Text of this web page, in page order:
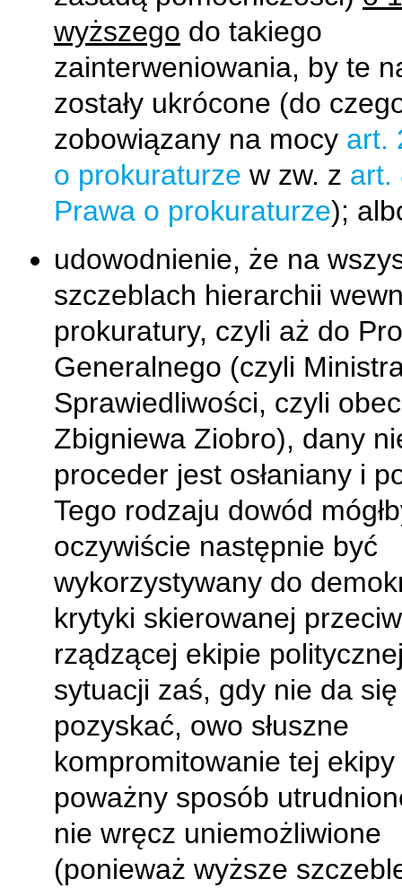
wyższego do takiego
zainterweniowania, by te
zostały ukrócone (do
zobowiązany na mocy art.
o prokuraturze w zw. z art.
Prawa o prokuraturze);
udowodnienie, że na
szczeblach hierarchii
prokuratury, czyli aż do
Generalnego (czyli
Sprawiedliwości, czyli
Zbigniewa Ziobro), dany
proceder jest osłaniany i
Tego rodzaju dowód
oczywiście następnie być
wykorzystywany do
krytyki skierowanej
rządzącej ekipie
sytuacji zaś, gdy nie da
pozyskać, owo słuszne
kompromitowanie tej
poważny sposób
nie wręcz uniemożliwione
(ponieważ wyższe